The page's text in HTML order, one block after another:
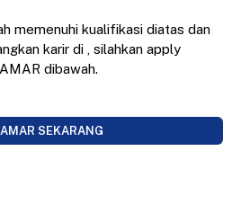
memenuhi kualifikasi diatas dan
karir di , silahkan apply
dibawah.
SEKARANG